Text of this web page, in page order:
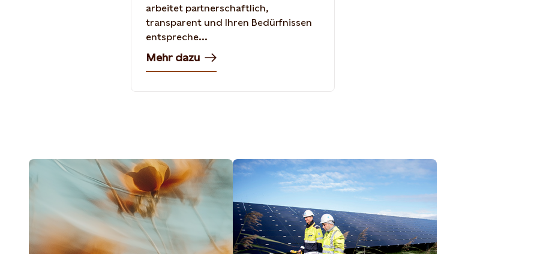
arbeitet partnerschaftlich,
transparent und Ihren Bedürfnissen
entspreche...
Mehr dazu